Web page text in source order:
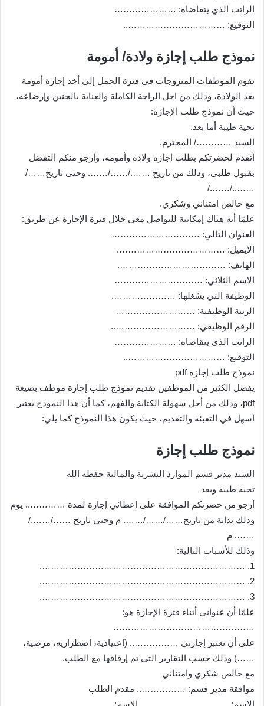
الراتب الذي يتقاضاه: …………………
التوقيع: ……………………………..
نموذج طلب إجازة ولادة/ أمومة
تقوم الموظفات المتزوجات في فترة الحمل إلى أخذ إجازة أمومة
بعد الولادة، وذلك من اجل الراحة الكاملة والعناية بالجنين وإرضاعه،
حيث أن نموذج طلب الإجازة:
تحية طيبة أما بعد.
السيد …………/ المحترم.
أتقدم لحضرتكم بطلب إجازة ولادة وأمومة، وأرجو منكم التفضل
بقبول طلبي، وذلك من تاريخ ……./……/……. وحتى تاريخ……/
……../……./
مع خالص امتناني وشكري.
علمًا أنه هناك إمكانية للتواصل معي خلال فترة الإجازة عن طريق:
العنوان التالي: …………………………
الإيميل: ……………………………….
الهاتف: ……………………………….
الاسم الثلاثي: …………………………
الوظيفة التي يشغلها: ………………….
الرتبة الوظيفية: ………………………
الرقم الوظيفي: ………………………..
الراتب الذي يتقاضاه: …………………
التوقيع: ……………………………..
نموذج طلب إجازة pdf
يفضل الكثير من الموظفين تقديم نموذج طلب إجازة موظف بصيغة
pdf، وذلك من أجل سهولة الكتابة والفهم، كما أن هذا النموذج يعتبر
أسهل في التعبئة والتقديم، حيث يكون هذا النموذج كما يلي:
نموذج طلب إجازة
السيد مدير قسم الموارد البشرية والمالية حفظه الله
تحية طيبة وبعد
أرجو من حضرتكم الموافقة على إعطائي إجازة لمدة ………….. يوم
وذلك بداية من تاريخ……/……/……. م وحتى تاريخ ……/……./
……. م
وذلك للأسباب التالية:
1. …………………………………………………………….
2. …………………………………………………………….
3. …………………………………………………………….
علمًا أن عنواني أثناء فترة الإجازة هو:
…………………………………………
على أن تعتبر إجازتي …………….. (اعتيادية، اضطراريه، مرضية،
……) وذلك حسب التقارير التي تم إرفاقها مع الطلب.
مع خالص شكري وامتناني
موافقة مدير قسم: …………….. مقدم الطلب
الاسم: ………………………… الاسم: ……………………..